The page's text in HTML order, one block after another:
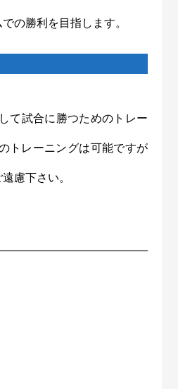
の勝利を目指します。
て試合に勝つためのトレー
トレーニングは可能ですが
慮下さい。